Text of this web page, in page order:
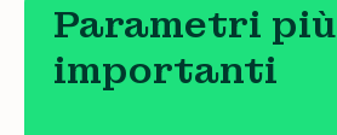
Parametri più
importanti